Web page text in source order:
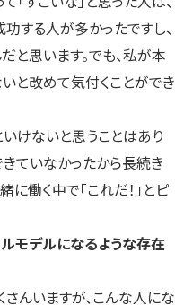
する人が多かったですし、
と思います。でも、私が本
と改めて気付くことができ
けないと思うことはあり
きていなかったから長続き
に働く中で「これだ！」とピ
モデルになるような存在
んいますが、こんな人にな